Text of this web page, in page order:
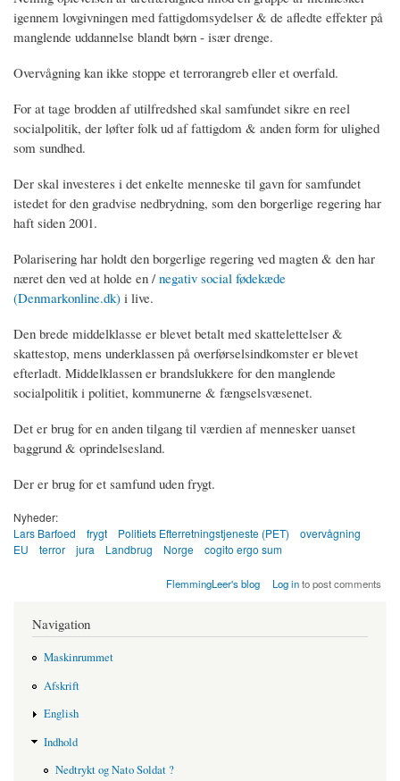
igennem lovgivningen med fattigdomsydelser & de afledte effekter på
manglende uddannelse blandt børn - især drenge.
Overvågning kan ikke stoppe et terrorangreb eller et overfald.
For at tage brodden af utilfredshed skal samfundet sikre en reel
socialpolitik, der løfter folk ud af fattigdom & anden form for ulighed
som sundhed.
Der skal investeres i det enkelte menneske til gavn for samfundet
istedet for den gradvise nedbrydning, som den borgerlige regering har
haft siden 2001.
Polarisering har holdt den borgerlige regering ved magten & den har
næret den ved at holde en /negativ social fødekæde
(Denmarkonline.dk) i live.
Den brede middelklasse er blevet betalt med skattelettelser &
skattestop, mens underklassen på overførselsindkomster er blevet
efterladt. Middelklassen er brandslukkere for den manglende
socialpolitik i politiet, kommunerne & fængselsvæsenet.
Det er brug for en anden tilgang til værdien af mennesker uanset
baggrund & oprindelsesland.
Der er brug for et samfund uden frygt.
Nyheder:
Lars Barfoed
frygt Politiets Efterretningstjeneste (PET)
overvågning
EU
terror jura Landbrug Norge cogito ergo sum
FlemmingLeer's blog Log into post comments
Navigation
Maskinrummet
Afskrift
English
Indhold
Nedtrykt og Nato Soldat ?